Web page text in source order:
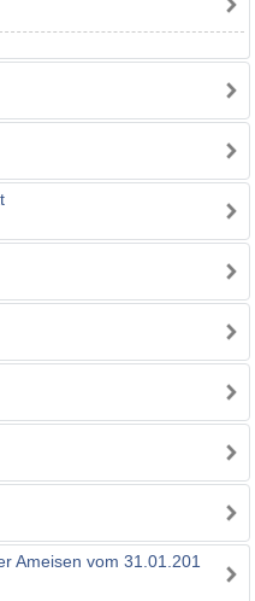
Ameisen vom 31.01.201